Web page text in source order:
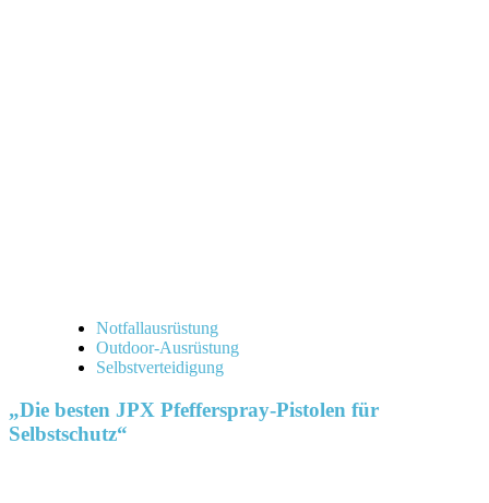
Notfallausrüstung
Outdoor-Ausrüstung
Selbstverteidigung
„Die besten JPX Pfefferspray-Pistolen für
Selbstschutz“